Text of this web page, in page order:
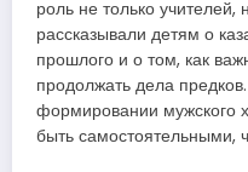
роль не только
рассказывали детям о
прошлого и о том, как
продолжать дела
формировании мужского
быть самостоятельными,